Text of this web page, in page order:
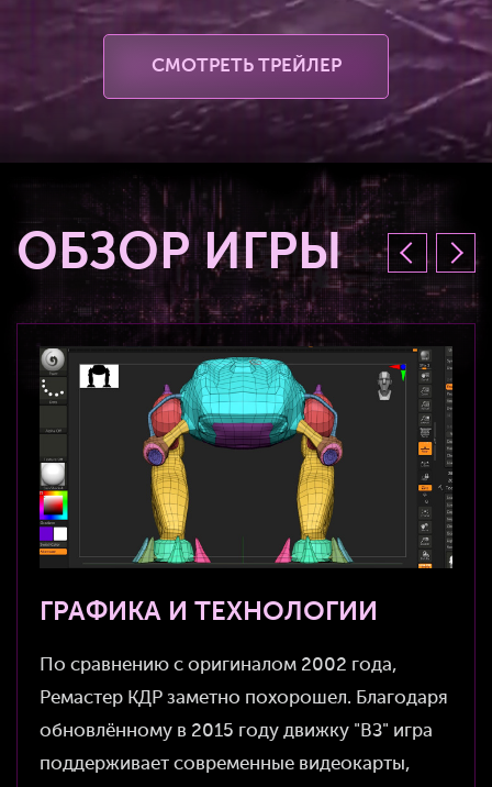
СМОТРЕТЬ ТРЕЙЛЕР
ОБЗОР ИГРЫ
ГРАФИКА И ТЕХНОЛОГИИ
По сравнению с оригиналом 2002 года,
Ремастер КДР заметно похорошел. Благодаря
обновлённому в 2015 году движку "ВЗ" игра
поддерживает современные видеокарты,